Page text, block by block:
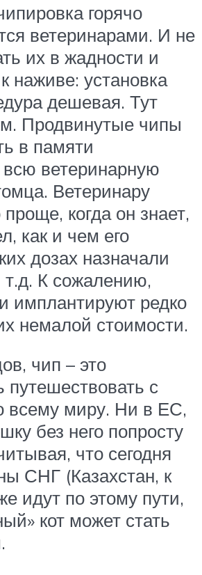
горячо
ветеринарами. И не
их в жадности и
наживе: установка
дешевая. Тут
Продвинутые чипы
в памяти
всю ветеринарную
Ветеринару
когда он знает,
как и чем его
дозах назначали
К сожалению,
имплантируют редко
немалой стоимости.
чип – это
путешествовать с
всему миру. Ни в ЕС,
без него попросту
что сегодня
СНГ (Казахстан, к
идут по этому пути,
кот может стать